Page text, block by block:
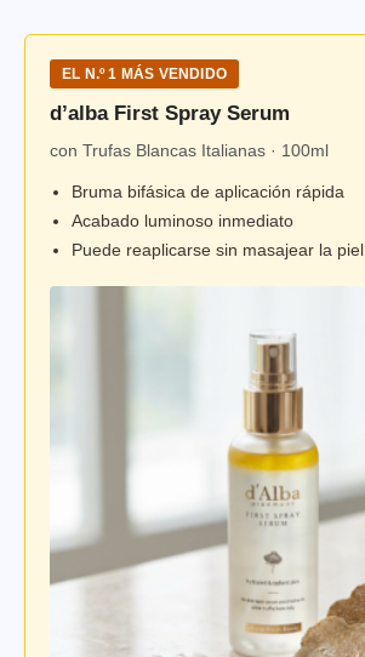
EL N.º 1 MÁS VENDIDO
d’alba First Spray Serum
con Trufas Blancas Italianas · 100ml
Bruma bifásica de aplicación rápida
Acabado luminoso inmediato
Puede reaplicarse sin masajear la piel